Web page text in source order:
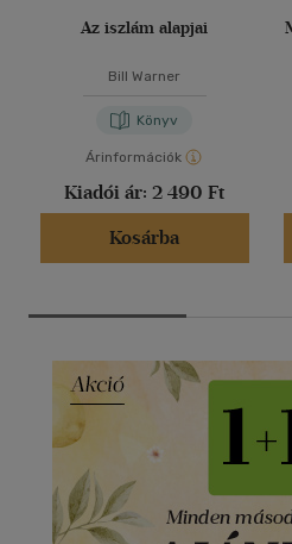
Az iszlám alapjai
Bill Warner
Könyv
Árinformációk
Kiadói ár: 2 490 Ft
Kosárba